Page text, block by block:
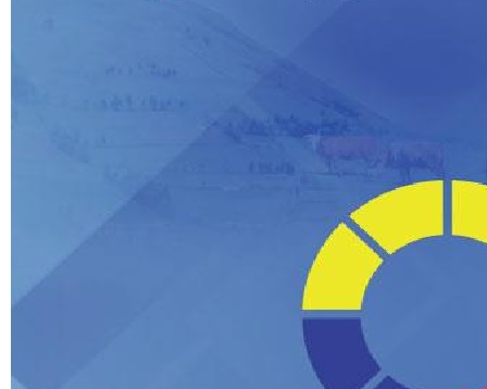
Transparencia
Transparencia Focalizada
Transparencia Activa
Transparencia
Colaborativ
Transparencia Focalizada